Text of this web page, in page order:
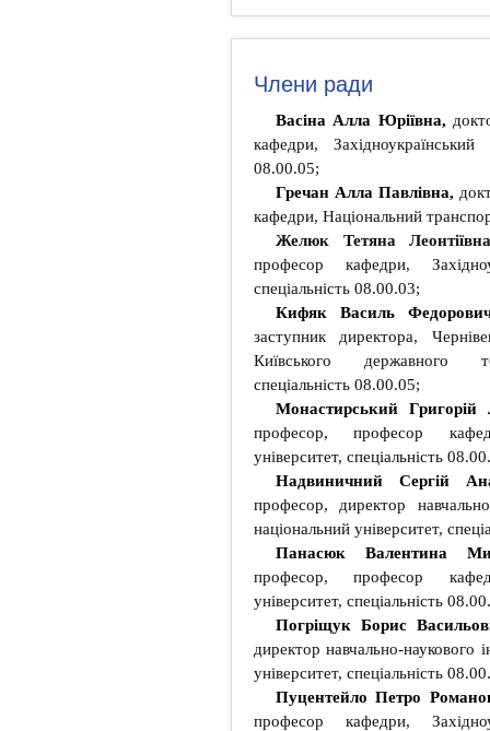
Члени ради
Васіна Алла Юріївна,
кафедри, Західноукраїнський
08.00.05;
Гречан Алла Павлівна,
кафедри, Національний
Желюк Тетяна Леонтіївна
професор кафедри,
спеціальність 08.00.03;
Кифяк Василь
заступник директора,
Київського державного
спеціальність 08.00.05;
Монастирський
професор, професор
університет, спеціальність
Надвиничний Сергій
професор, директор
національний університет,
Панасюк Валентина
професор, професор
університет, спеціальність
Погріщук Борис
директор навчально-наукового
університет, спеціальність
Пуцентейло Петро
професор кафедри,